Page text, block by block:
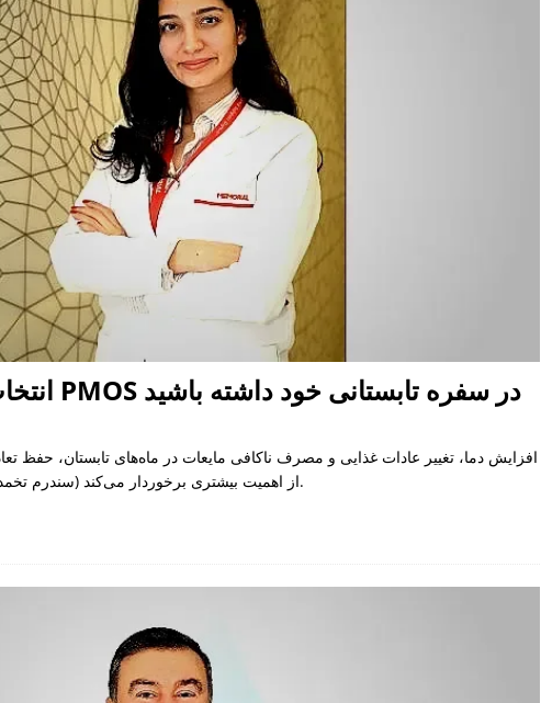
انتخاب‌های مناسب برای PMOS در سفره تابستانی خود داشته باشید
افزایش دما، تغییر عادات غذایی و مصرف ناکافی مایعات در ماه‌های تابستان، حفظ
PMOS (سندرم تخمدان متابولیک پلی‌کیستیک) از اهمیت بیشتری برخوردار می‌کند.